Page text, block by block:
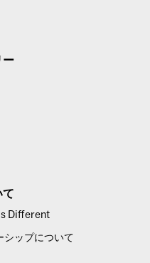
ー
て
Different
シップについて